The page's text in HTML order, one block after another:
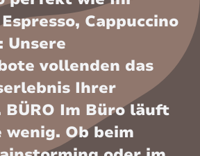
Cappuccino
Unsere
vollenden das
Ihrer
BÜRO Im Büro läuft
wenig. Ob beim